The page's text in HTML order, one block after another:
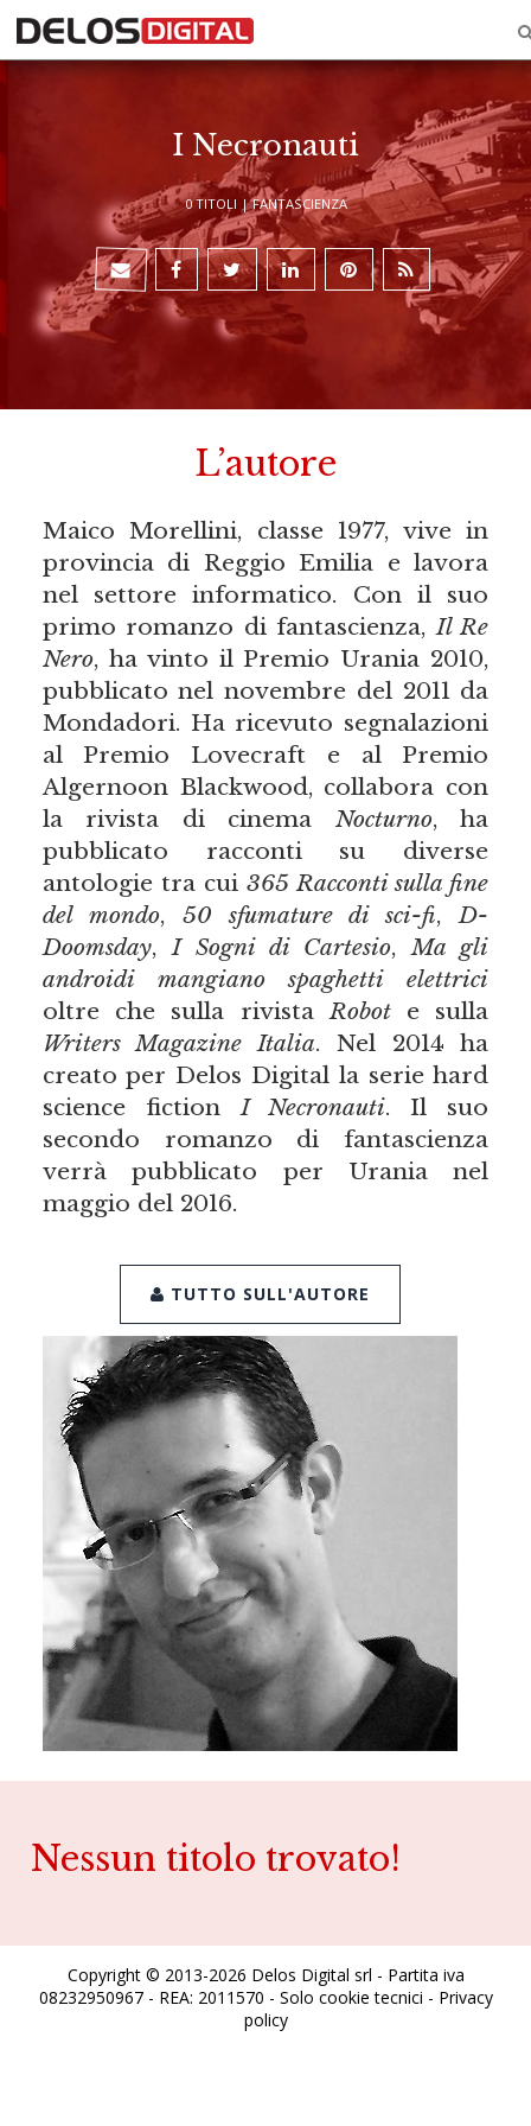
I Necronauti
0 TITOLI |FANTASCIENZA
L’autore
Maico Morellini, classe 1977, vive in
provincia di Reggio Emilia e lavora
nel settore informatico. Con il suo
primo romanzo di fantascienza,Il Re
Nero, ha vinto il Premio Urania 2010,
pubblicato nel novembre del 2011 da
Mondadori. Ha ricevuto segnalazioni
al Premio Lovecraft e al Premio
Algernoon Blackwood, collabora con
la rivista di cinema Nocturno, ha
pubblicato racconti su diverse
antologie tra cui 365 Racconti sulla fine
del mondo, 50 sfumature di sci-fi,D-
Doomsday,I Sogni di Cartesio,Ma gli
androidi mangiano spaghetti elettrici
oltre che sulla rivistaRobote sulla
Writers Magazine Italia. Nel 2014 ha
creato per Delos Digital la serie hard
science fictionI Necronauti. Il suo
secondo romanzo di fantascienza
verrà pubblicato per Urania nel
maggio del 2016.
TUTTO SULL'AUTORE
Nessun titolo trovato!
Copyright © 2013-2026 Delos Digital srl - Partita iva
08232950967 - REA: 2011570 - Solo cookie tecnici - Privacy
policy